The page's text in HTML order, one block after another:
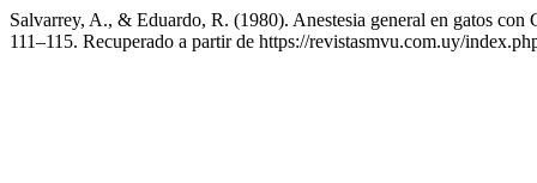
Salvarrey, A., & Eduardo, R. (1980). Anestesia general en gatos
111–115. Recuperado a partir de https://revistasmvu.com.uy/